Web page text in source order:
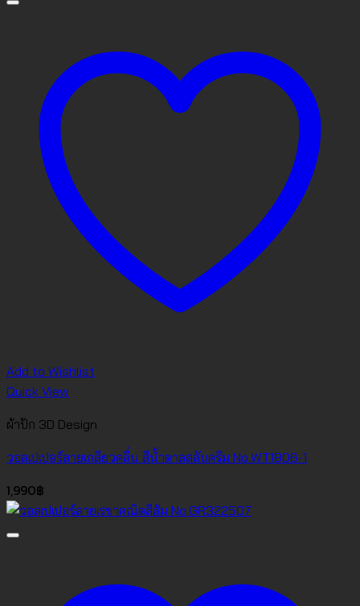
Add to Wishlist
Quick View
ผ้าปัก 3D Design
วอลเปเปอร์ลายเกลียวคลื่น สีน้ำตาลสลับครีม No.WT1806-1
1,990฿